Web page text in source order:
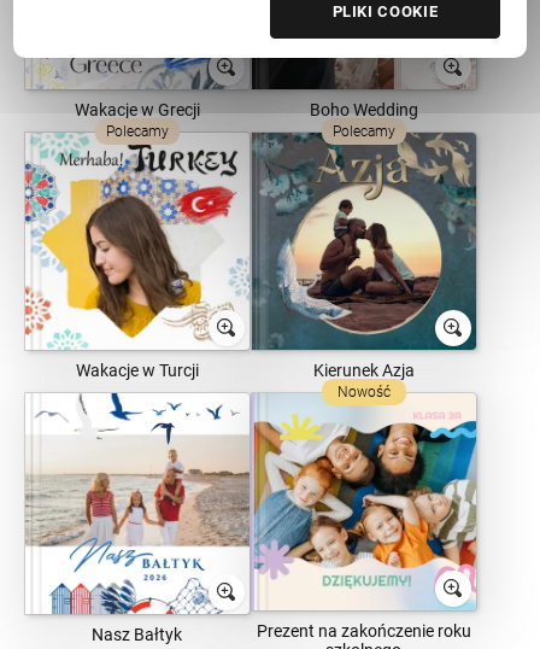
Wakacje w Grecji Boho Wedding
Polecamy
Wakacje w Turcji
Polecamy
Kierunek Azja
Nasz Bałtyk
Nowość
Prezent na zakończenie roku
PLIKI COOKIE